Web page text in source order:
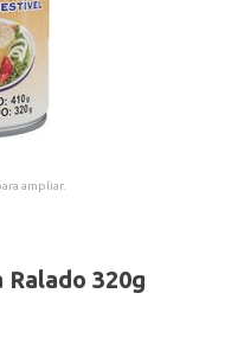
ampliar.
Ralado 320g